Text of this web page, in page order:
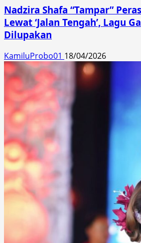
Nadzira Shafa “Tampar”
Lewat ‘Jalan Tengah’, Lagu
Dilupakan
KamiluProbo01 18/04/2026